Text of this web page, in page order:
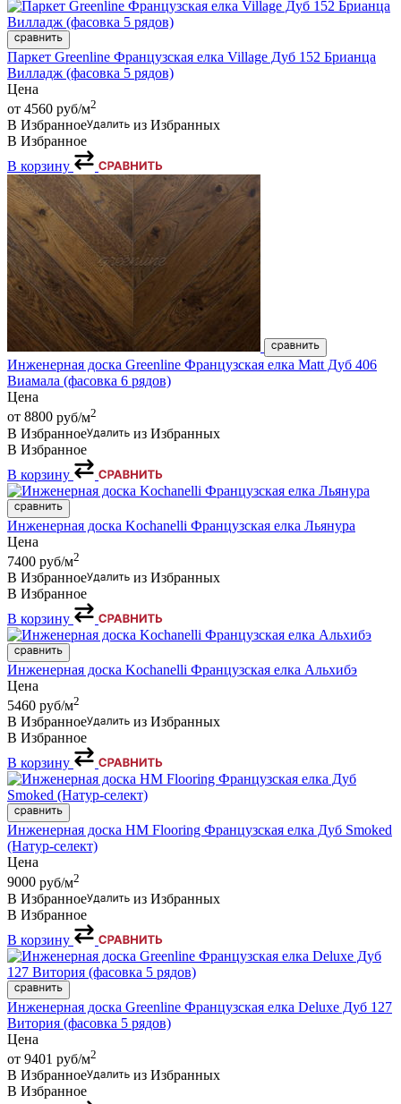
Паркет Greenline Французская елка Village Дуб 152 Брианца
Вилладж (фасовка 5 рядов)
Цена
от 4560 руб/м2
В Избранное
из Избранных
В Избранное
В корзину
Инженерная доска Greenline Французская елка Matt Дуб 406
Виамала (фасовка 6 рядов)
Цена
от 8800 руб/м2
В Избранное
из Избранных
В Избранное
В корзину
Инженерная доска Kochanelli Французская елка Льянура
Цена
7400 руб/м2
В Избранное
из Избранных
В Избранное
В корзину
Инженерная доска Kochanelli Французская елка Альхибэ
Цена
5460 руб/м2
В Избранное
из Избранных
В Избранное
В корзину
Инженерная доска HM Flooring Французская елка Дуб Smoked
(Натур-селект)
Цена
9000 руб/м2
В Избранное
из Избранных
В Избранное
В корзину
Инженерная доска Greenline Французская елка Deluxe Дуб 127
Витория (фасовка 5 рядов)
Цена
от 9401 руб/м2
В Избранное
из Избранных
В Избранное